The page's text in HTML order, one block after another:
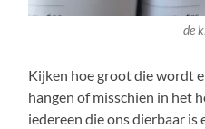
de
Kijken hoe groot die wordt
hangen of misschien in het
iedereen die ons dierbaar is